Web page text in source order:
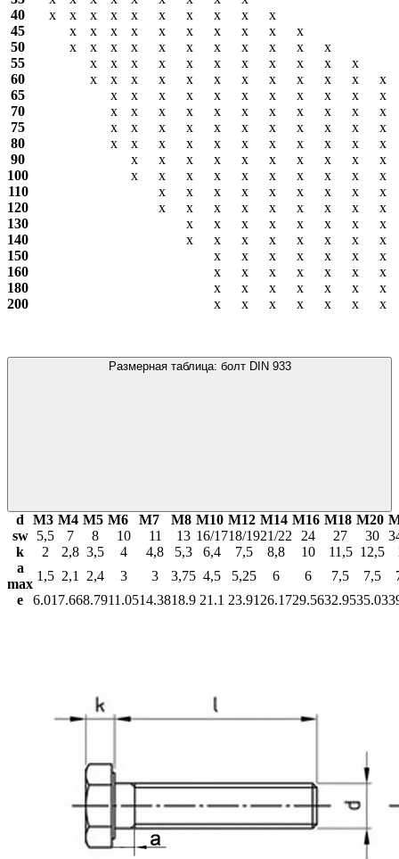
40
х х х х х х х х х
х
45
х х х х х х х х х
х
50
х х х х х х х х х х
х
55
х х х х х х х х х х
х
60
х х х х х х х х х х х
х
65
х х х х х х х х х х
х
70
х х х х х х х х х х
х
75
х х х х х х х х х х
х
80
х х х х х х х х х х
х
90
х х х х х х х х х
х
100
х х х х х х х х х
х
110
х х х х х х х х
х
120
х х х х х х х х
х
130
х х х х х х х
х
140
х х х х х х х
х
150
х х х х х х
х
160
х х х х х х
х
180
х х х х х х
х
200
х х х х х х х
Размерная таблица: болт DIN 933
d М3 М4 М5 М6 М7 М8 М10 М12 М14 М16 М18 М20
sw
5,5 7 8 10 11 13 16/1718/1921/22 24 27 30
k
2 2,8 3,5 4 4,8 5,3 6,4 7,5 8,8 10 11,5 12,5
a
max
1,5 2,1 2,4 3 3 3,75 4,5 5,25 6 6 7,5 7,5
e
6.01 7.668.7911.0514.3818.9 21.1 23.91 26.1729.5632.9535.03